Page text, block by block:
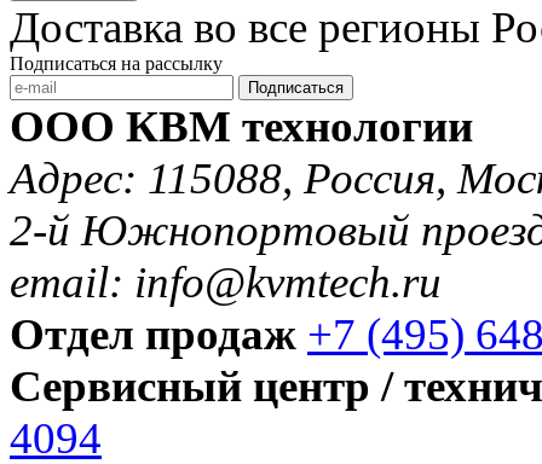
Доставка во все регионы
Подписаться на рассылку
Подписаться
ООО КВМ технологии
Адрес: 115088, Россия,
2-й Южнопортовый
email: info@kvmtech.ru
Отдел продаж +7 (495)
Сервисный центр /
4094